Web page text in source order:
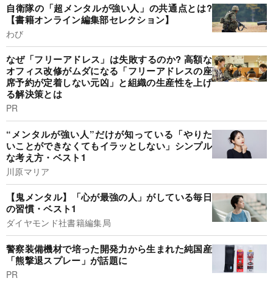
自衛隊の「超メンタルが強い人」の共通点とは?
【書籍オンライン編集部セレクション】
わび
なぜ「フリーアドレス」は失敗するのか? 高額な
オフィス改修がムダになる「フリーアドレスの座
席予約が定着しない元凶」と組織の生産性を上げ
る解決策とは
PR
“メンタルが強い人”だけが知っている「やりた
いことができなくてもイラッとしない」シンプル
な考え方・ベスト1
川原マリア
【鬼メンタル】「心が最強の人」がしている毎日
の習慣・ベスト1
ダイヤモンド社書籍編集局
警察装備機材で培った開発力から生まれた純国産
「熊撃退スプレー」が話題に
PR